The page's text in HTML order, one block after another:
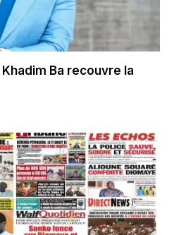
Ba recouvre la